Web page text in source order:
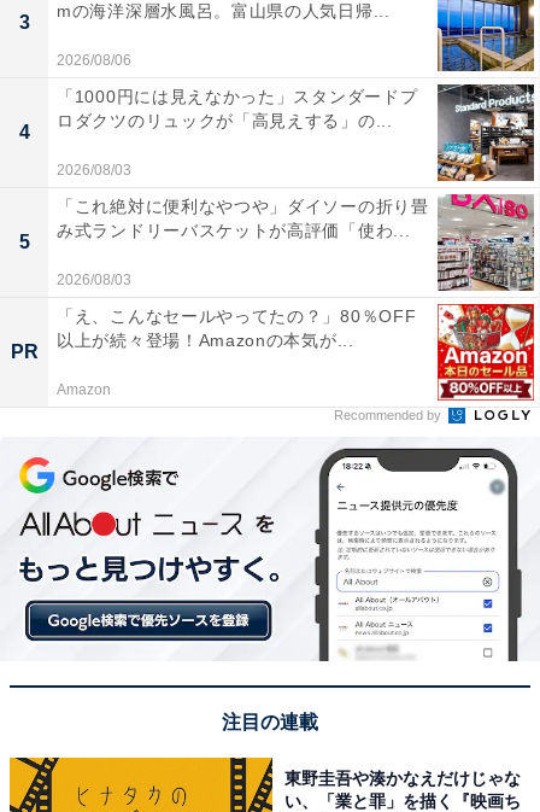
3
mの海洋深層水風呂。富山県の人気日帰...
2026/08/06
4
「1000円には見えなかった」スタンダードプ
ロダクツのリュックが「高見えする」の...
2026/08/03
5
「これ絶対に便利なやつや」ダイソーの折り畳
み式ランドリーバスケットが高評価「使わ...
2026/08/03
PR
「え、こんなセールやってたの？」80％OFF
以上が続々登場！Amazonの本気が...
Amazon
Recommended by
注目の連載
東野圭吾や湊かなえだけじゃな
い、「業と罪」を描く『映画ち